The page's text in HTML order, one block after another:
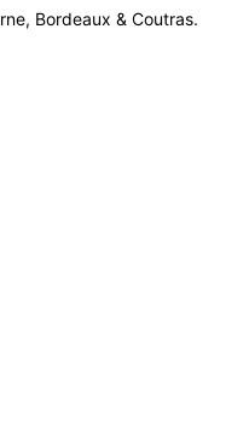
Bordeaux & Coutras.